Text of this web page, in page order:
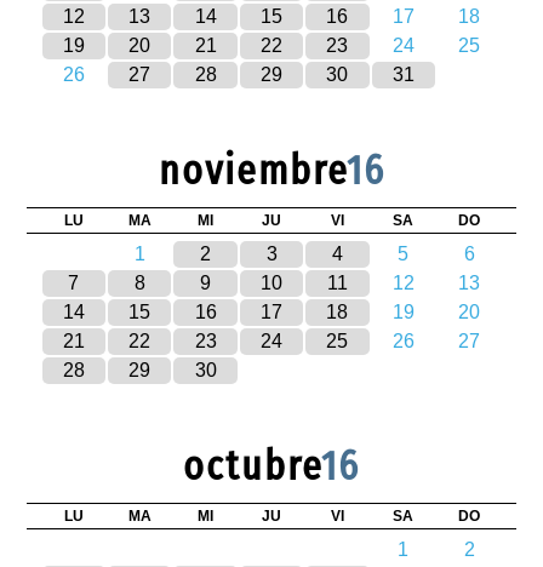
12
13 14 15 16 17
18
19
20 21 22 23 24
25
26
27 28 29 30 31
noviembre16
LU MA MI JU VI SA DO
1 2 3 4 5
6
7
8 9 10 11 12
13
14
15 16 17 18 19
20
21
22 23 24 25 26
27
28
29 30
octubre16
LU MA MI JU VI SA DO
1
2